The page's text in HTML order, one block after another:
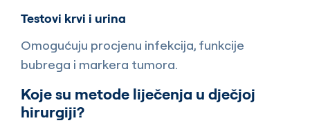
Testovi krvi i urina
Omogućuju procjenu infekcija, funkcije
bubrega i markera tumora.
Koje su metode liječenja u dječjoj
hirurgiji?